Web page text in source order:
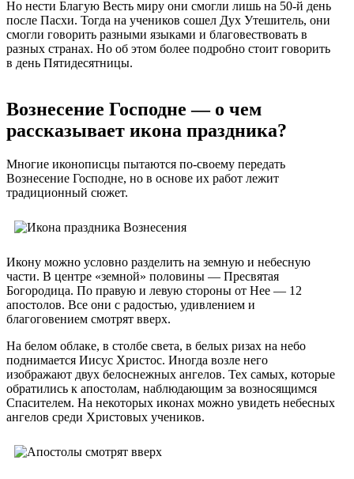
Но нести Благую Весть миру они смогли лишь на 50-й день
после Пасхи. Тогда на учеников сошел Дух Утешитель, они
смогли говорить разными языками и благовествовать в
разных странах. Но об этом более подробно стоит говорить
в день Пятидесятницы.
Вознесение Господне — о чем
рассказывает икона праздника?
Многие иконописцы пытаются по-своему передать
Вознесение Господне, но в основе их работ лежит
традиционный сюжет.
Икону можно условно разделить на земную и небесную
части. В центре «земной» половины — Пресвятая
Богородица. По правую и левую стороны от Нее — 12
апостолов. Все они с радостью, удивлением и
благоговением смотрят вверх.
На белом облаке, в столбе света, в белых ризах на небо
поднимается Иисус Христос. Иногда возле него
изображают двух белоснежных ангелов. Тех самых, которые
обратились к апостолам, наблюдающим за возносящимся
Спасителем. На некоторых иконах можно увидеть небесных
ангелов среди Христовых учеников.